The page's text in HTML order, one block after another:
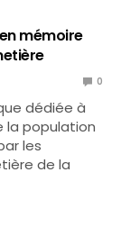
mémoire
0
dédiée à
la population
les
de la